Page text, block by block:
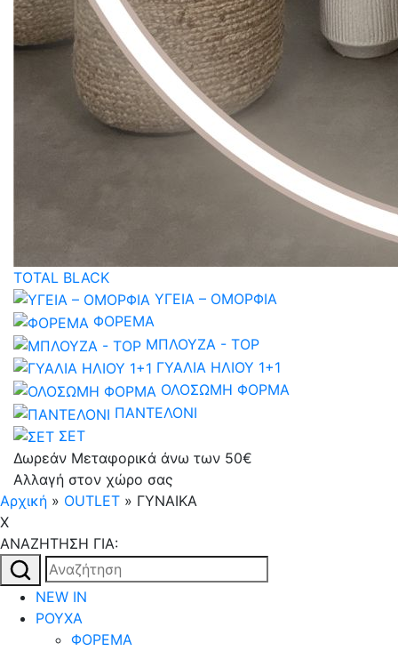
TOTAL BLACK
ΥΓΕΙΑ – ΟΜΟΡΦΙΑ
ΦΟΡΕΜΑ
ΜΠΛΟΥΖΑ - TOP
ΓΥΑΛΙΑ ΗΛΙΟΥ 1+1
ΟΛΟΣΩΜΗ ΦΟΡΜΑ
ΠΑΝΤΕΛΟΝΙ
ΣΕΤ
Δωρεάν Μεταφορικά άνω των 50€
Αλλαγή στον χώρο σας
Αρχική » OUTLET » ΓΥΝΑΙΚΑ
X
AΝΑΖΗΤΗΣΗ ΓΙΑ:
Αναζήτηση
για:
NEW IN
ΡΟΥΧΑ
ΦΟΡΕΜΑ